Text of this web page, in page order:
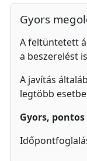
Gyors
A feltüntetett
a beszerelést
A javítás
legtöbb
Gyors,